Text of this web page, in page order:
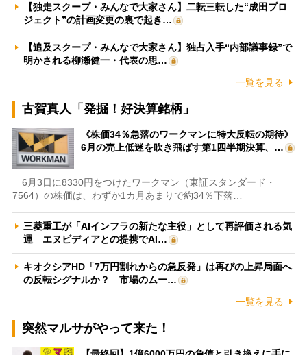
【独走スクープ・みんなで大家さん】二転三転した“成田プロ
ジェクト”の計画変更の裏で起き…
【追及スクープ・みんなで大家さん】独占入手“内部議事録”で
明かされる柳瀬健一・代表の思…
一覧を見る
古賀真人「発掘！好決算銘柄」
《株価34％急落のワークマンに特大反転の期待》
6月の売上低迷を吹き飛ばす第1四半期決算、…
6月3日に8330円をつけたワークマン（東証スタンダード・
7564）の株価は、わずか1カ月あまりで約34％下落…
三菱重工が「AIインフラの新たな主役」として再評価される気
運 エヌビディアとの提携でAI…
キオクシアHD「7万円割れからの急反発」は再びの上昇局面へ
の反転シグナルか？ 市場のムー…
一覧を見る
突然マルサがやって来た！